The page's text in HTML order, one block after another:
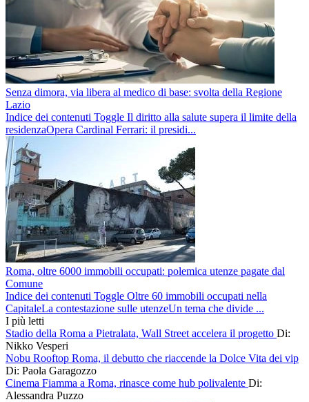
Senza dimora, via libera al medico di base: svolta della Regione
Lazio
Indice dei contenuti Toggle Il diritto alla salute supera il limite della
residenzaOpera Cardinal Ferrari: il presidi...
Roma, oltre 6000 immobili occupati: polemica utenze pagate dal
Comune
Indice dei contenuti Toggle Oltre 60 immobili occupati nella
CapitaleLa contestazione sulle utenzeUn tema che divide ...
I più letti
Stadio della Roma a Pietralata, Wall Street accelera il progetto Di:
Nikko Vesperi
Nobu Rooftop Roma, il debutto che riaccende la Dolce Vita dei vip
Di: Paola Garagozzo
Cinema Fiamma a Roma, rinasce come hub polivalente Di:
Alessandra Puzzo